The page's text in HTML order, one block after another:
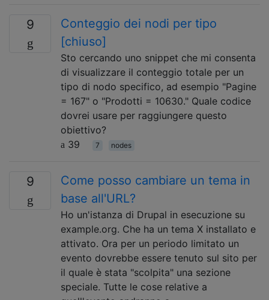
9
Conteggio dei nodi per tipo
[chiuso]
Sto cercando uno snippet che mi consenta
di visualizzare il conteggio totale per un
tipo di nodo specifico, ad esempio "Pagine
= 167" o "Prodotti = 10630." Quale codice
dovrei usare per raggiungere questo
obiettivo?
39
7 nodes
9
Come posso cambiare un tema in
base all'URL?
Ho un'istanza di Drupal in esecuzione su
example.org. Che ha un tema X installato e
attivato. Ora per un periodo limitato un
evento dovrebbe essere tenuto sul sito per
il quale è stata "scolpita" una sezione
speciale. Tutte le cose relative a